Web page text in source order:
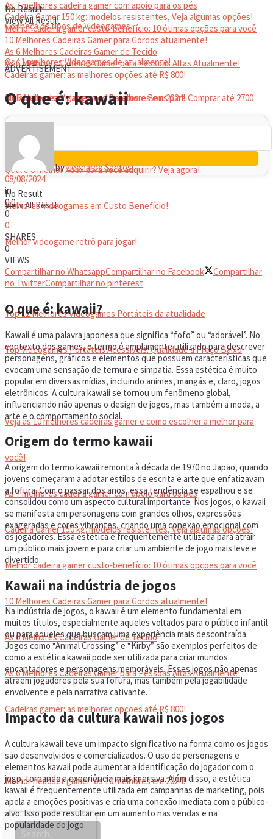
As 7 melhores cadeira gamer com apoio para os pés
Cadeira Gamer 150 kg: modelos resistentes, Veja algumas opções!
Melhor cadeira gamer custo-benefício: 10 ótimas opções para você
10 Melhores Cadeiras Gamer para Gordos atualmente!
As 6 Melhores Cadeiras Gamer de Tecido
As 6 Melhores Cadeiras Gamer para Pessoas Altas Atualmente!
Cadeiras gamer: as melhores opções até R$ 800!
Melhor headset gamer: os 10 melhores em 2024!
No Result
View All Result
Conheça os tipos de Videogames
Os 11 melhores Videogames de atualmente!
Os 5 Melhores Videogames Baratos e Bons para Comprar até 2700
Reais
Qual é o melhor Xbox para você adquirir? Veja agora!
Melhores Videogames em Custo Benefício!
Melhor videogame retrô para jogar!
VIDEOGAMES PORTÁTEIS
Top 12 Melhores Videogames Portáteis da atualidade
Top Videogames Portáteis Acessíveis: Qualidade a Preço Baixo
CADEIRA GAMER
Veja as 10 melhores cadeiras gamer e como escolher a melhor para
você!
As 7 melhores cadeira gamer com apoio para os pés
Cadeira Gamer 150 kg: modelos resistentes, Veja algumas opções!
Melhor cadeira gamer custo-benefício: 10 ótimas opções para você
10 Melhores Cadeiras Gamer para Gordos atualmente!
As 6 Melhores Cadeiras Gamer de Tecido
As 6 Melhores Cadeiras Gamer para Pessoas Altas Atualmente!
Cadeiras gamer: as melhores opções até R$ 800!
HEADSET
Melhor headset gamer: os 10 melhores em 2024!
No Result
View All Result
ADVERTISEMENT
O que é: kawaii
byLeonardo Santos
08/08/2024
in
00
0
0
SHARES
0
VIEWS
Compartilhar no WhatsappCompartilhar no Facebook
Compartilhar
no TwitterCompartilhar no pinterest
O que é: kawaii?
Kawaii é uma palavra japonesa que significa “fofo” ou “adorável”. No
contexto dos games, o termo é amplamente utilizado para descrever
personagens, gráficos e elementos que possuem características que
evocam uma sensação de ternura e simpatia. Essa estética é muito
popular em diversas mídias, incluindo animes, mangás e, claro, jogos
eletrônicos. A cultura kawaii se tornou um fenômeno global,
influenciando não apenas o design de jogos, mas também a moda, a
arte e o comportamento social.
Origem do termo kawaii
A origem do termo kawaii remonta à década de 1970 no Japão, quando
jovens começaram a adotar estilos de escrita e arte que enfatizavam
a fofura. Com o passar dos anos, essa tendência se espalhou e se
consolidou como um aspecto cultural importante. Nos jogos, o kawaii
se manifesta em personagens com grandes olhos, expressões
exageradas e cores vibrantes, criando uma conexão emocional com
os jogadores. Essa estética é frequentemente utilizada para atrair
um público mais jovem e para criar um ambiente de jogo mais leve e
divertido.
Kawaii na indústria de jogos
Na indústria de jogos, o kawaii é um elemento fundamental em
muitos títulos, especialmente aqueles voltados para o público infantil
ou para aqueles que buscam uma experiência mais descontraída.
Jogos como “Animal Crossing” e “Kirby” são exemplos perfeitos de
como a estética kawaii pode ser utilizada para criar mundos
encantadores e personagens memoráveis. Esses jogos não apenas
atraem jogadores pela sua fofura, mas também pela jogabilidade
envolvente e pela narrativa cativante.
Impacto da cultura kawaii nos jogos
A cultura kawaii teve um impacto significativo na forma como os jogos
são desenvolvidos e comercializados. O uso de personagens e
elementos kawaii pode aumentar a identificação do jogador com o
jogo, tornando a experiência mais imersiva. Além disso, a estética
kawaii é frequentemente utilizada em campanhas de marketing, pois
apela a emoções positivas e cria uma conexão imediata com o público-
alvo. Isso pode resultar em um aumento nas vendas e na
popularidade do jogo.